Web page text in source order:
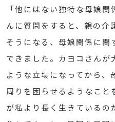
「他にはない独特な母娘
んに質問をすると、親の介
そうになる、母娘関係に関
できました。カヨコさんが
ような立場になってから、
周りを困らせるようなこと
が私より長く生きているの